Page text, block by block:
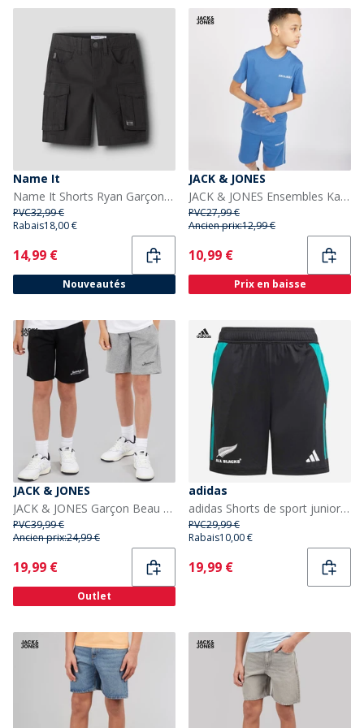
Name It
Name It Shorts Ryan Garçon Black Oyster
PVC32,99 €
Rabais18,00 €
Current
14,99 €
Nouveautés
JACK & JONES
JACK & JONES Ensembles Kai Garçon Bleu
PVC27,99 €
Ancien prix:12,99 €
Current
10,99 €
Prix en baisse
JACK & JONES
JACK & JONES Garçon Beau Pacquet Double shorts Noir
PVC39,99 €
Ancien prix:24,99 €
Current
19,99 €
Outlet
adidas
adidas Shorts de sport junior NZR All Blacks Nouvelle-Zélande All Black/Pure Teal
PVC29,99 €
Rabais10,00 €
Current
19,99 €